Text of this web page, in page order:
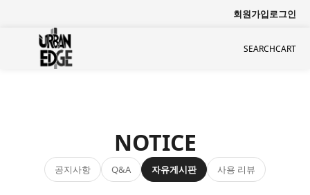
회원가입로그인
SEARCHCART
NOTICE
공지사항 Q&A 자유게시판 사용 리뷰